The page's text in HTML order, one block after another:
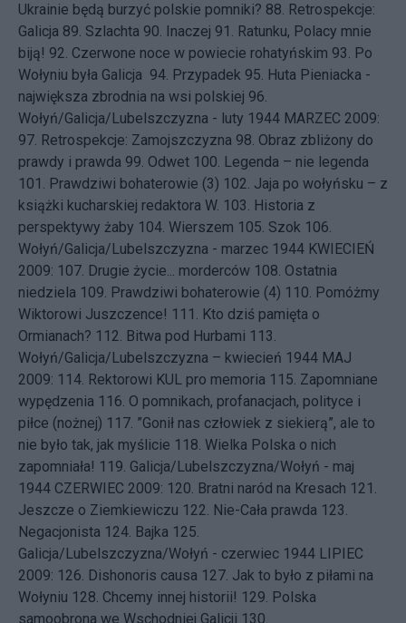
Ukrainie będą burzyć polskie pomniki? 88. Retrospekcje:
Galicja 89. Szlachta 90. Inaczej 91.
Ratunku, Polacy mnie
biją! 92. Czerwone noce w powiecie rohatyńskim 93. Po
Wołyniu była Galicja 94. Przypadek 95. Huta Pieniacka -
największa zbrodnia na wsi polskiej 96.
Wołyń/Galicja/Lubelszczyzna - luty 1944 MARZEC 2009:
97. Retrospekcje: Zamojszczyzna 98. Obraz zbliżony do
prawdy i prawda 99. Odwet 100. Legenda – nie legenda
101.
Prawdziwi bohaterowie (3) 102. Jaja po wołyńsku – z
książki kucharskiej redaktora W. 103. Historia z
perspektywy żaby 104. Wierszem 105. Szok 106.
Wołyń/Galicja/Lubelszczyzna - marzec 1944 KWIECIEŃ
2009: 107. Drugie życie... morderców 108. Ostatnia
niedziela 109. Prawdziwi bohaterowie (4) 110. Pomóżmy
Wiktorowi Juszczence! 111.
Kto dziś pamięta o
Ormianach? 112. Bitwa pod Hurbami 113.
Wołyń/Galicja/Lubelszczyzna – kwiecień 1944 MAJ
2009: 114. Rektorowi KUL pro memoria 115. Zapomniane
wypędzenia 116. O pomnikach, profanacjach, polityce i
piłce (nożnej) 117. ”Gonił nas człowiek z siekierą”, ale to
nie było tak, jak myślicie 118. Wielka Polska o nich
zapomniała! 119. Galicja/Lubelszczyzna/Wołyń - maj
1944 CZERWIEC 2009: 120. Bratni naród na Kresach 121.
Jeszcze o Ziemkiewiczu 122. Nie-Cała prawda 123.
Negacjonista 124. Bajka 125.
Galicja/Lubelszczyzna/Wołyń - czerwiec 1944 LIPIEC
2009: 126. Dishonoris causa 127. Jak to było z piłami na
Wołyniu 128. Chcemy innej historii! 129. Polska
samoobrona we Wschodniej Galicji 130.